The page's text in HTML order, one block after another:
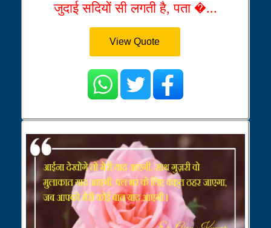
जुदाई सदियों सी लगती है, पता �...
View Quote